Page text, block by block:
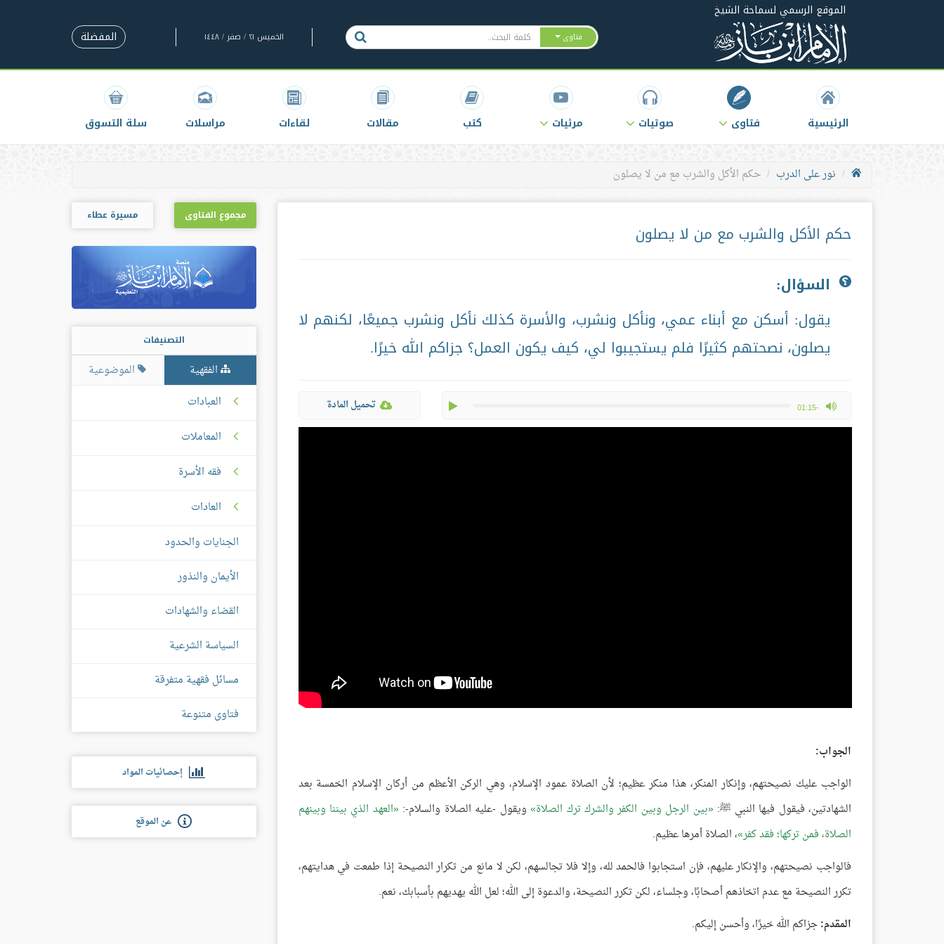
الموقع الرسمي لسماحة الشيخ
فتاوى الخميس ٢١ / صفر / ١٤٤٨ المفضلة
الرئيسية فتاوى صوتيات مرئيات كتب مقالات لقاءات مراسلات سلة التسوق
نور على الدرب حكم الأكل والشرب مع من لا يصلون
حكم الأكل والشرب مع من لا يصلون
السؤال:
يقول: أسكن مع أبناء عمي، ونأكل ونشرب، والأسرة كذلك نأكل ونشرب جميعًا، لكنهم لا
يصلون، نصحتهم كثيرًا فلم يستجيبوا لي، كيف يكون العمل؟ جزاكم الله خيرًا.
-01:15
max volume تحميل المادة
الجواب:
الواجب عليك نصيحتهم، وإنكار المنكر، هذا منكر عظيم؛ لأن الصلاة عمود الإسلام، وهي الركن الأعظم من أركان الإسلام الخمسة بعد
الشهادتين، فيقول فيها النبي ﷺ: بين الرجل وبين الكفر والشرك ترك الصلاة ويقول -عليه الصلاة والسلام-: العهد الذي بيننا وبينهم
الصلاة، فمن تركها؛ فقد كفر ، الصلاة أمرها عظيم.
فالواجب نصيحتهم، والإنكار عليهم، فإن استجابوا فالحمد لله، وإلا فلا تجالسهم، لكن لا مانع من تكرار النصيحة إذا طمعت في هدايتهم،
تكرر النصيحة مع عدم اتخاذهم أصحابًا، وجلساء، لكن تكرر النصيحة، والدعوة إلى الله؛ لعل الله يهديهم بأسبابك، نعم.
المقدم:جزاكم الله خيرًا، وأحسن إليكم.
مجموع الفتاوى مسيرة عطاء
التصنيفات
الفقهية
الموضوعية
العبادات
المعاملات
فقه الأسرة
العادات
الجنايات والحدود
الأيمان والنذور
القضاء والشهادات
السياسة الشرعية
مسائل فقهية متفرقة
فتاوى متنوعة
إحصائيات المواد
عن الموقع